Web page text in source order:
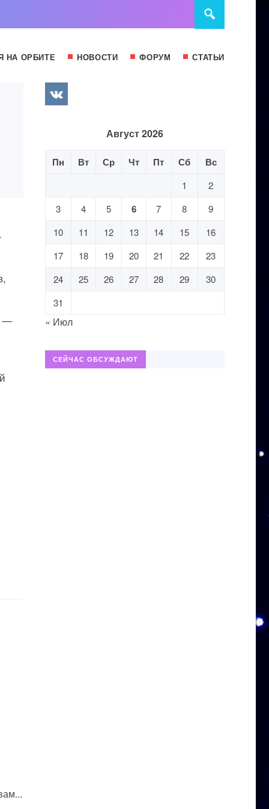
НА ОРБИТЕ НОВОСТИ ФОРУМ СТАТЬИ
—
Август 2026
Пн Вт Ср Чт Пт Сб Вс
1
2
3
4 5 6 7 8
9
10
11 12 13 14 15
16
17
18 19 20 21 22
23
24
25 26 27 28 29
30
31
« Июл
СЕЙЧАС ОБСУЖДАЮТ